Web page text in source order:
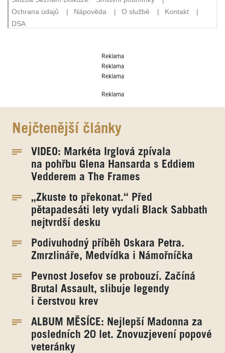
Reklama
Reklama
Reklama
Reklama
Nejčtenější články
VIDEO: Markéta Irglová zpívala
na pohřbu Glena Hansarda s Eddiem
Vedderem a The Frames
„Zkuste to překonat.“ Před
pětapadesáti lety vydali Black Sabbath
nejtvrdší desku
Podivuhodný příběh Oskara Petra.
Zmrzlináře, Medvídka i Námořníčka
Pevnost Josefov se probouzí. Začíná
Brutal Assault, slibuje legendy
i čerstvou krev
ALBUM MĚSÍCE: Nejlepší Madonna za
posledních 20 let. Znovuzjevení popové
veteránky